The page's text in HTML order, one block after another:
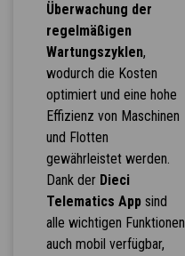
Überwachung der
regelmäßigen
Wartungszyklen,
wodurch die Kosten
optimiert und eine hohe
Effizienz von Maschinen
und Flotten
gewährleistet werden.
Dank der Dieci
Telematics Appsind
alle wichtigen Funktionen
auch mobil verfügbar,